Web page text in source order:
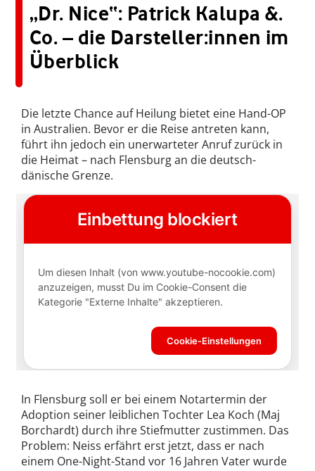
„Dr. Nice“: Patrick Kalupa &.
Co. – die Darsteller:innen im
Überblick
Die letzte Chance auf Heilung bietet eine Hand-OP
in Australien. Bevor er die Reise antreten kann,
führt ihn jedoch ein unerwarteter Anruf zurück in
die Heimat – nach Flensburg an die deutsch-
dänische Grenze.
In Flensburg soll er bei einem Notartermin der
Adoption seiner leiblichen Tochter Lea Koch (Maj
Borchardt) durch ihre Stiefmutter zustimmen. Das
Problem: Neiss erfährt erst jetzt, dass er nach
einem One-Night-Stand vor 16 Jahren Vater wurde